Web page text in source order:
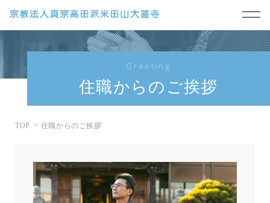
Greeting
住職からのご挨拶
TOP 住職からのご挨拶